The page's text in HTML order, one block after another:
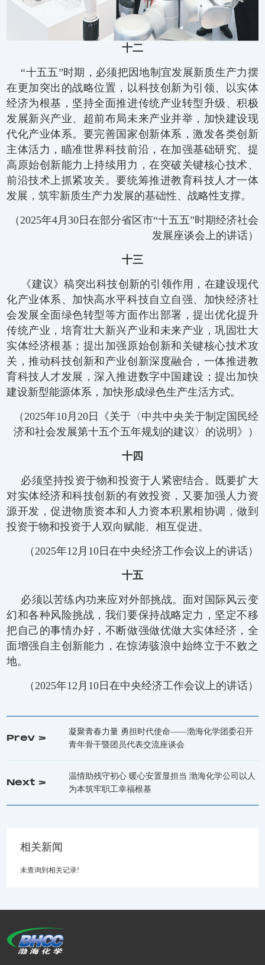
十二
“十五五”时期，必须把因地制宜发展新质生产力摆
在更加突出的战略位置，以科技创新为引领、以实体
经济为根基，坚持全面推进传统产业转型升级、积极
发展新兴产业、超前布局未来产业并举，加快建设现
代化产业体系。要完善国家创新体系，激发各类创新
主体活力，瞄准世界科技前沿，在加强基础研究、提
高原始创新能力上持续用力，在突破关键核心技术、
前沿技术上抓紧攻关。要统筹推进教育科技人才一体
发展，筑牢新质生产力发展的基础性、战略性支撑。
（2025年4月30日在部分省区市“十五五”时期经济社会
发展座谈会上的讲话）
十三
《建议》稿突出科技创新的引领作用，在建设现代
化产业体系、加快高水平科技自立自强、加快经济社
会发展全面绿色转型等方面作出部署，提出优化提升
传统产业，培育壮大新兴产业和未来产业，巩固壮大
实体经济根基；提出加强原始创新和关键核心技术攻
关，推动科技创新和产业创新深度融合，一体推进教
育科技人才发展，深入推进数字中国建设；提出加快
建设新型能源体系，加快形成绿色生产生活方式。
（2025年10月20日《关于〈中共中央关于制定国民经
济和社会发展第十五个五年规划的建议〉的说明》）
十四
必须坚持投资于物和投资于人紧密结合。既要扩大
对实体经济和科技创新的有效投资，又要加强人力资
源开发，促进物质资本和人力资本积累相协调，做到
投资于物和投资于人双向赋能、相互促进。
（2025年12月10日在中央经济工作会议上的讲话）
十五
必须以苦练内功来应对外部挑战。面对国际风云变
幻和各种风险挑战，我们要保持战略定力，坚定不移
把自己的事情办好，不断做强做优做大实体经济，全
面增强自主创新能力，在惊涛骇浪中始终立于不败之
地。
（2025年12月10日在中央经济工作会议上的讲话）
Prev >
凝聚青春力量 勇担时代使命——渤海化学团委召开
青年骨干暨团员代表交流座谈会
Next >
温情助残守初心 暖心安置显担当 渤海化学公司以人
为本筑牢职工幸福根基
相关新闻
未查询到相关记录!